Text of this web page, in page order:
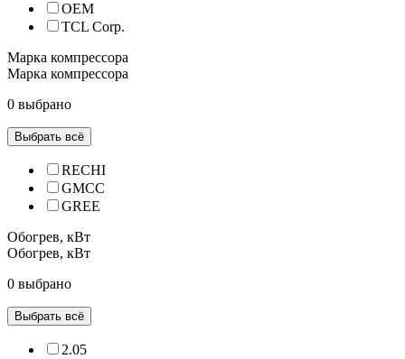
OEM
TCL Corp.
Марка компрессора
Марка компрессора
0 выбрано
Выбрать всё
RECHI
GMCC
GREE
Обогрев, кВт
Обогрев, кВт
0 выбрано
Выбрать всё
2.05